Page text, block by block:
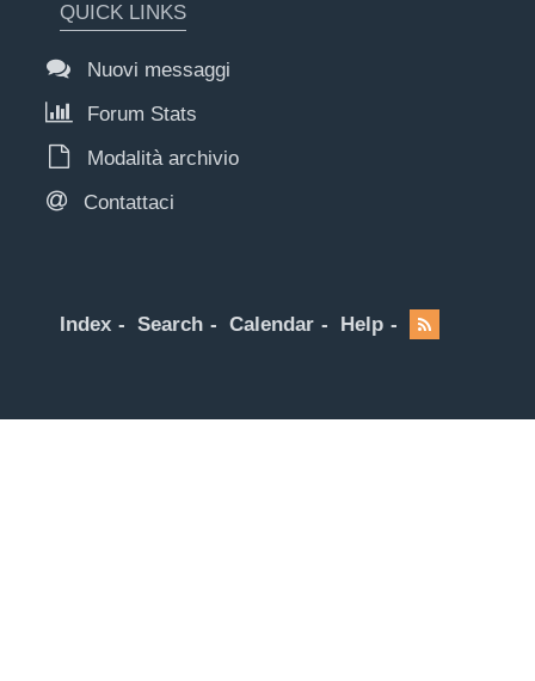
QUICK LINKS
Nuovi messaggi
Forum Stats
Modalità archivio
Contattaci
Index Search Calendar Help